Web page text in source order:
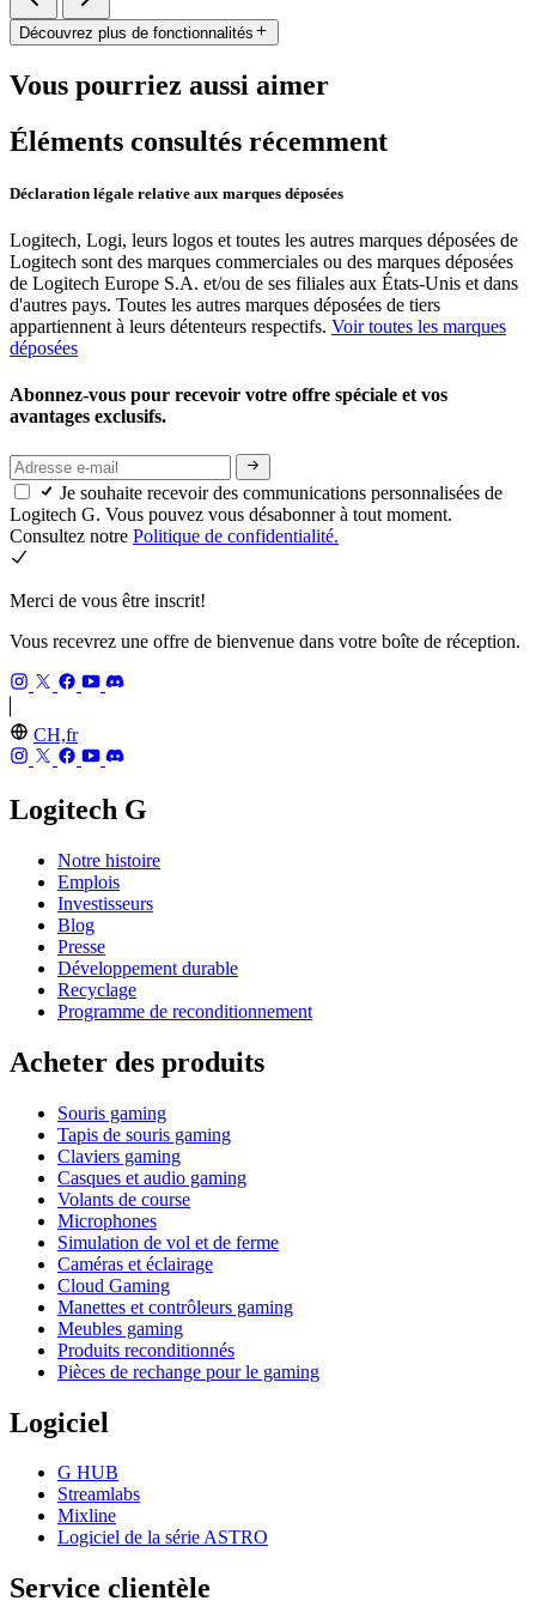
Découvrez plus de fonctionnalités
Vous pourriez aussi aimer
Éléments consultés récemment
Déclaration légale relative aux marques déposées
Logitech, Logi, leurs logos et toutes les autres marques déposées de
Logitech sont des marques commerciales ou des marques déposées
de Logitech Europe S.A. et/ou de ses filiales aux États-Unis et dans
d'autres pays. Toutes les autres marques déposées de tiers
appartiennent à leurs détenteurs respectifs. Voir toutes les marques
déposées
Abonnez-vous pour recevoir votre offre spéciale et vos
avantages exclusifs.
Je souhaite recevoir des communications personnalisées de
Logitech G. Vous pouvez vous désabonner à tout moment.
Consultez notre Politique de confidentialité.
Merci de vous être inscrit!
Vous recevrez une offre de bienvenue dans votre boîte de réception.
CH,fr
Logitech G
Notre histoire
Emplois
Investisseurs
Blog
Presse
Développement durable
Recyclage
Programme de reconditionnement
Acheter des produits
Souris gaming
Tapis de souris gaming
Claviers gaming
Casques et audio gaming
Volants de course
Microphones
Simulation de vol et de ferme
Caméras et éclairage
Cloud Gaming
Manettes et contrôleurs gaming
Meubles gaming
Produits reconditionnés
Pièces de rechange pour le gaming
Logiciel
G HUB
Streamlabs
Mixline
Logiciel de la série ASTRO
Service clientèle